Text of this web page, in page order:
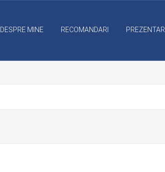
DESPRE MINE RECOMANDARI PREZENTARI